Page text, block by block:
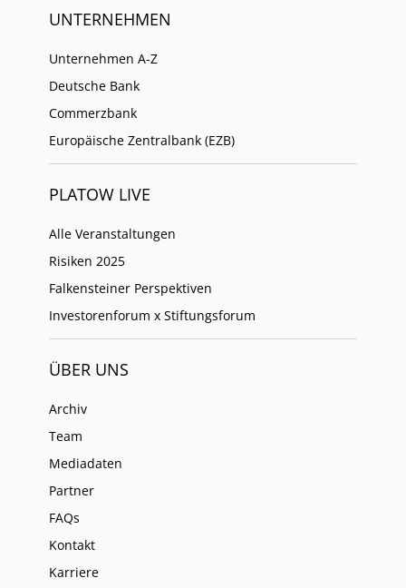
UNTERNEHMEN
Unternehmen A-Z
Deutsche Bank
Commerzbank
Europäische Zentralbank (EZB)
PLATOW LIVE
Alle Veranstaltungen
Risiken 2025
Falkensteiner Perspektiven
Investorenforum x Stiftungsforum
ÜBER UNS
Archiv
Team
Mediadaten
Partner
FAQs
Kontakt
Karriere